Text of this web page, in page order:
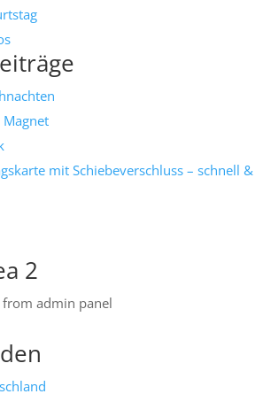
mit Schiebeverschluss – schnell &
2
admin panel